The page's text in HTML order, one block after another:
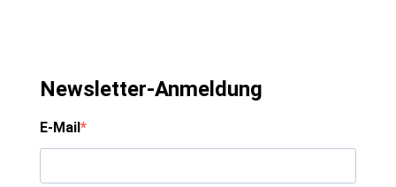
Newsletter-Anmeldung
E-Mail